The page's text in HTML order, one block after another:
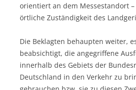
orientiert an dem Messestandort
örtliche Zuständigkeit des
Die Beklagten behaupten weiter,
beabsichtigt, die angegriffene
innerhalb des Gebiets der
Deutschland in den Verkehr zu